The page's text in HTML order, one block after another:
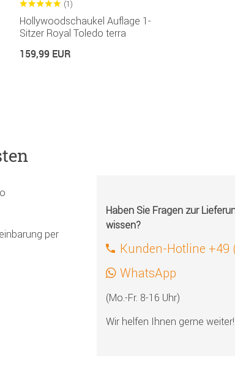
(1)
Hollywoodschaukel Auflage 1-
Sitzer Royal Toledo terra
159,99 EUR
per
Haben Sie Fragen zur
wissen?
Kunden-Hotline +49
WhatsApp
(Mo.-Fr. 8-16 Uhr)
Wir helfen Ihnen gerne weiter!